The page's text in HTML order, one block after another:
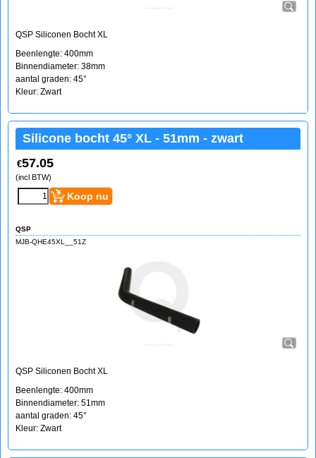
QSP Siliconen Bocht XL
Beenlengte: 400mm
Binnendiameter: 38mm
aantal graden: 45°
Kleur: Zwart
Silicone bocht 45° XL - 51mm - zwart
€57.05
(incl BTW)
Koop nu
QSP
MJB-QHE45XL__51Z
QSP Siliconen Bocht XL
Beenlengte: 400mm
Binnendiameter: 51mm
aantal graden: 45°
Kleur: Zwart